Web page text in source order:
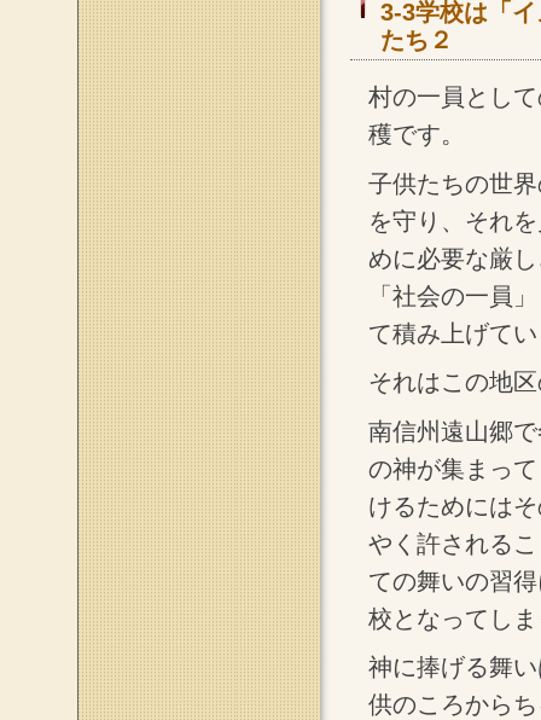
3-3学校は「
たち２
村の一員とし
穫です。
子供たちの世
を守り、それ
めに必要な厳
「社会の一員
て積み上げて
それはこの地
南信州遠山郷
の神が集まっ
けるためには
やく許される
ての舞いの習
校となってし
神に捧げる舞
供のころから